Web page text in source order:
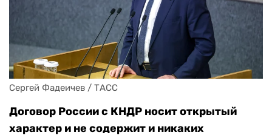
Сергей Фадеичев / ТАСС
Договор России с КНДР носит открытый
характер и не содержит и никаких